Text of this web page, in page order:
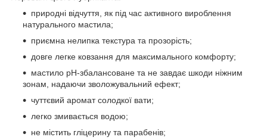
природні відчуття, як під час активного вироблення
натурального мастила;
приємна нелипка текстура та прозорість;
довге легке ковзання для максимального комфорту;
мастило pH-збалансоване та не завдає шкоди ніжним
зонам, надаючи зволожувальний ефект;
чуттєвий аромат солодкої вати;
легко змивається водою;
не містить гліцерину та парабенів;